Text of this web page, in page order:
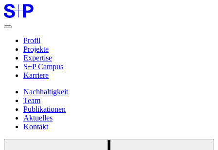
Profil
Projekte
Expertise
S+P Campus
Karriere
Nachhaltigkeit
Team
Publikationen
Aktuelles
Kontakt